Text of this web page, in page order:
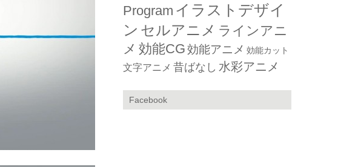
Program イラストデザイ
ン セルアニメ ラインアニ
メ 効能CG効能アニメ 効能カット
文字アニメ 昔ばなし 水彩アニメ
Facebook